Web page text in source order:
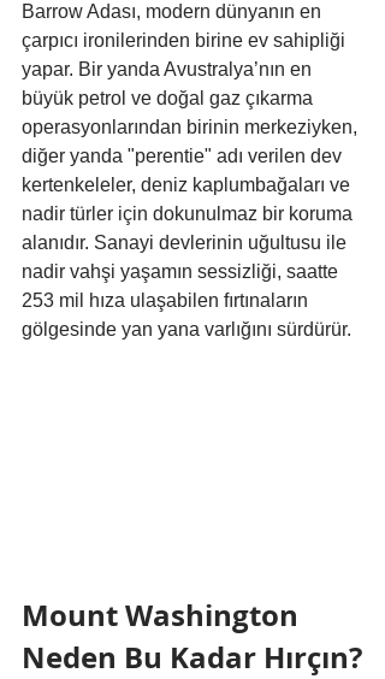
Barrow Adası, modern dünyanın en
çarpıcı ironilerinden birine ev sahipliği
yapar. Bir yanda Avustralya’nın en
büyük petrol ve doğal gaz çıkarma
operasyonlarından birinin merkeziyken,
diğer yanda "perentie" adı verilen dev
kertenkeleler, deniz kaplumbağaları ve
nadir türler için dokunulmaz bir koruma
alanıdır. Sanayi devlerinin uğultusu ile
nadir vahşi yaşamın sessizliği, saatte
253 mil hıza ulaşabilen fırtınaların
gölgesinde yan yana varlığını sürdürür.
Mount Washington
Neden Bu Kadar Hırçın?